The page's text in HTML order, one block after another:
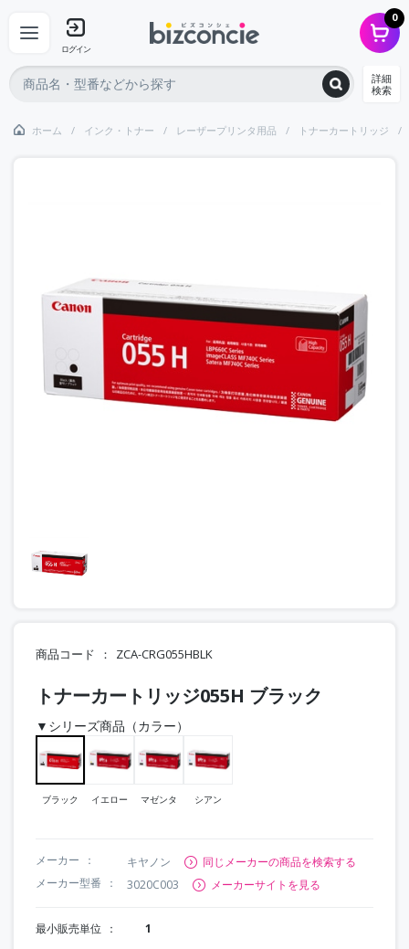
ログイン
0
詳細
検索
ホーム インク・トナー レーザープリンタ用品 トナーカートリッジ
商品コード ZCA-CRG055HBLK
トナーカートリッジ055H ブラック
▼シリーズ商品（カラー）
ブラック イエロー マゼンタ シアン
メーカー キヤノン
同じメーカーの商品を検索する
メーカー型番
3020C003 メーカーサイトを見る
最小販売単位 1